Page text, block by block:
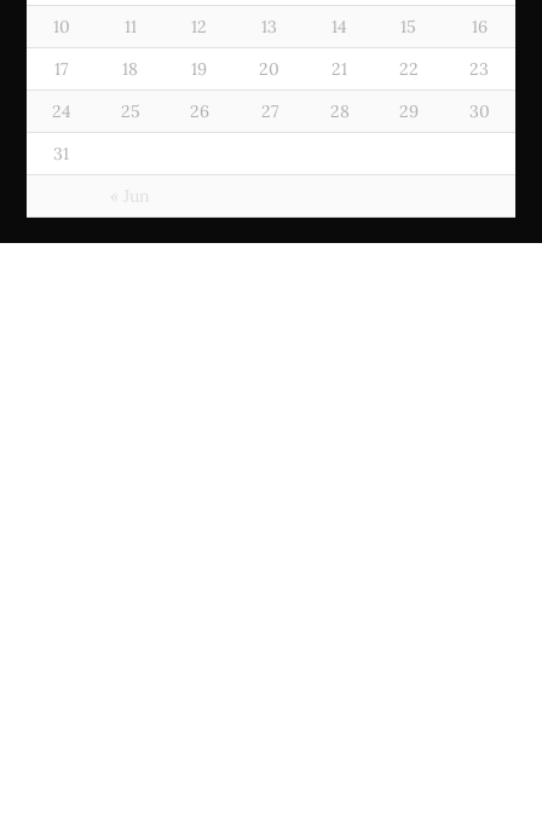
« Jun
10
11 12 13 14 15
16
17
18 19 20 21 22
23
24
25 26 27 28 29
30
31